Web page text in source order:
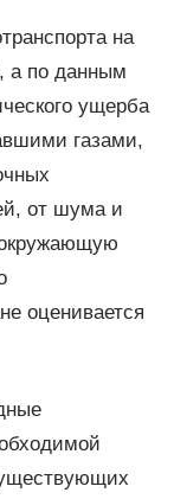
на
а по данным
ущерба
газами,
от шума и
оценивается